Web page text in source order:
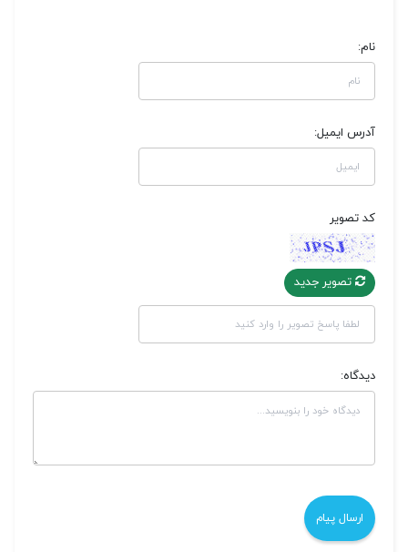
نام:
آدرس ایمیل:
کد تصویر
تصویر جدید
دیدگاه: